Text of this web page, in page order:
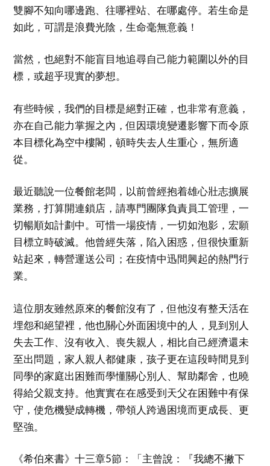
雙腳不知向哪邊跑、往哪裡站、在哪處停。若生命是
如此，可謂是浪費光陰，生命毫無意義！
當然，也絕對不能盲目地追尋自己能力範圍以外的目
標，或超乎現實的夢想。
有些時候，我們的目標是絕對正確，也非常有意義，
亦在自己能力掌握之內，但因環境變遷影響下而令原
本目標化為空中樓閣，頓時失去人生重心，無所適
從。
最近聽說一位餐館老闆，以前曾經抱着雄心壯志擴展
業務，打算開連鎖店，請專門團隊負責員工管理，一
切暢順如計劃中。可惜一場疫情，一切如泡影，宏願
目標立時破滅。他曾經失落，陷入困惑，但很快重新
站起來，轉營運送公司；在疫情中迅間興起的熱門行
業。
這位朋友雖然原來的餐館沒有了，但他沒有整天活在
埋怨和絕望裡，他也關心外面困境中的人，見到別人
失去工作、沒有收入、喪失親人，相比自己經濟還未
至出問題，家人親人都健康，孩子更在這段時間見到
同學的家庭出困難而學懂關心別人、幫助鄰舍，也曉
得給父親支持。他實實在在感受到天父在困難中有保
守，使危機變成轉機，帶領人跨過困境而更成長、更
堅強。
《希伯來書》十三章5節：「主曾說：『我總不撇下